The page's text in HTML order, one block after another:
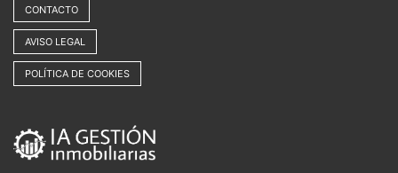
CONTACTO
AVISO LEGAL
POLÍTICA DE COOKIES